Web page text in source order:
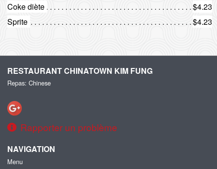
Coke diète
$4.23
Sprite
$4.23
RESTAURANT CHINATOWN KIM FUNG
Repas: Chinese
Rapporter un problème
NAVIGATION
Menu